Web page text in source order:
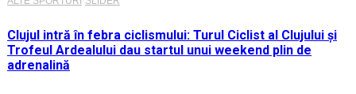
Clujul intră în febra ciclismului: Turul Ciclist al Clujului și
Trofeul Ardealului dau startul unui weekend plin de
adrenalină